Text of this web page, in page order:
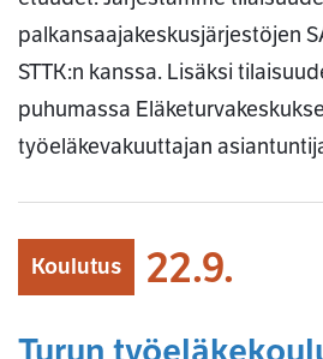
palkansaajakeskusjärjestöjen
STTK:n kanssa. Lisäksi
puhumassa
työeläkevakuuttajan
Koulutus 22.9.